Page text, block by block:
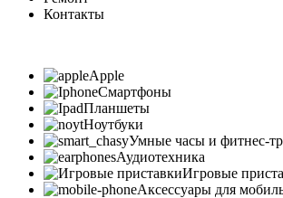
Контакты
Apple
Смартфоны
Планшеты
Ноутбуки
Умные часы и фитнес-
Аудиотехника
Игровые
Аксессуары для